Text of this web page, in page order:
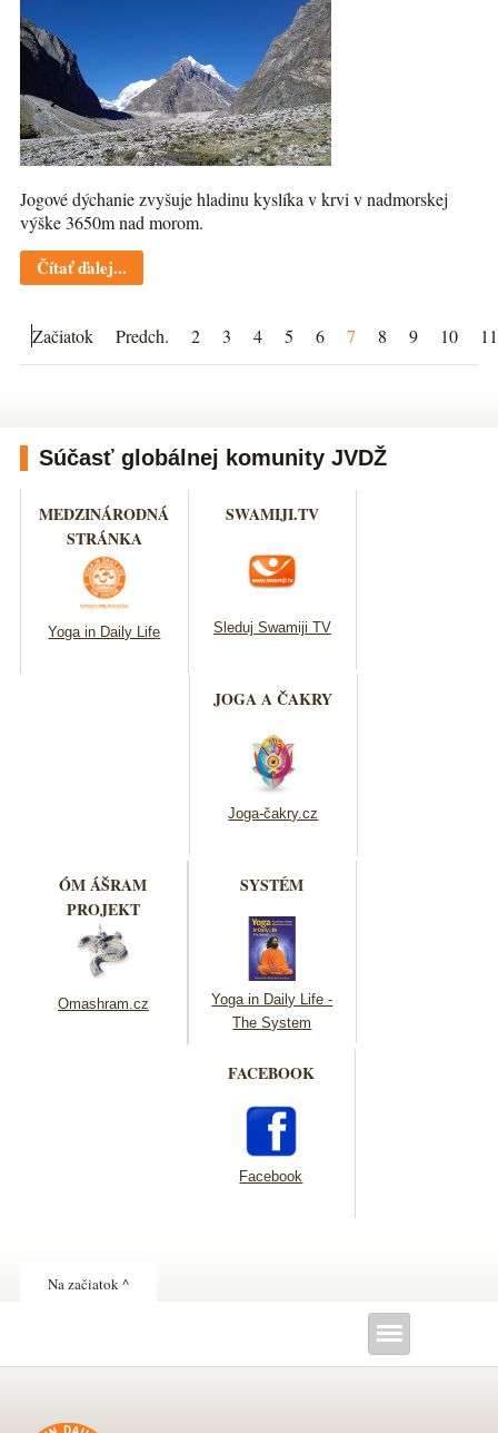
Jogové dýchanie zvyšuje hladinu kyslíka v krvi v nadmorskej
výške 3650m nad morom.
Čítať ďalej...
Začiatok Predch. 2 3 4 5 6 7 8 9 10 11
Súčasť globálnej komunity JVDŽ
MEDZINÁRODNÁ
STRÁNKA
Yoga in Daily Life
SWAMIJI.TV
Sleduj Swamiji TV
JOGA A ČAKRY
Joga-čakry.cz
ÓM ÁŠRAM
PROJEKT
Omashram.cz
SYSTÉM
Yoga in Daily Life -
The System
FACEBOOK
Facebook
Na začiatok ^